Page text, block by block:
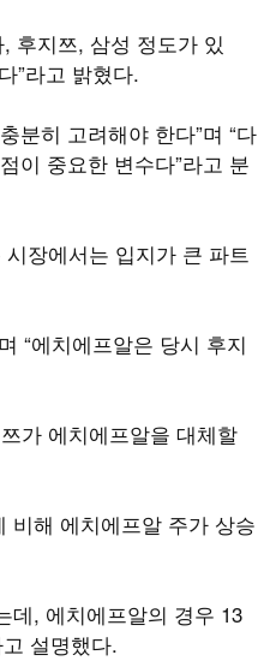
후지쯔, 삼성 정도가 있
”라고 밝혔다.
분히 고려해야 한다”며 “다
이 중요한 변수다”라고 분
장에서는 입지가 큰 파트
“에치에프알은 당시 후지
가 에치에프알을 대체할
비해 에치에프알 주가 상승
데, 에치에프알의 경우 13
설명했다.